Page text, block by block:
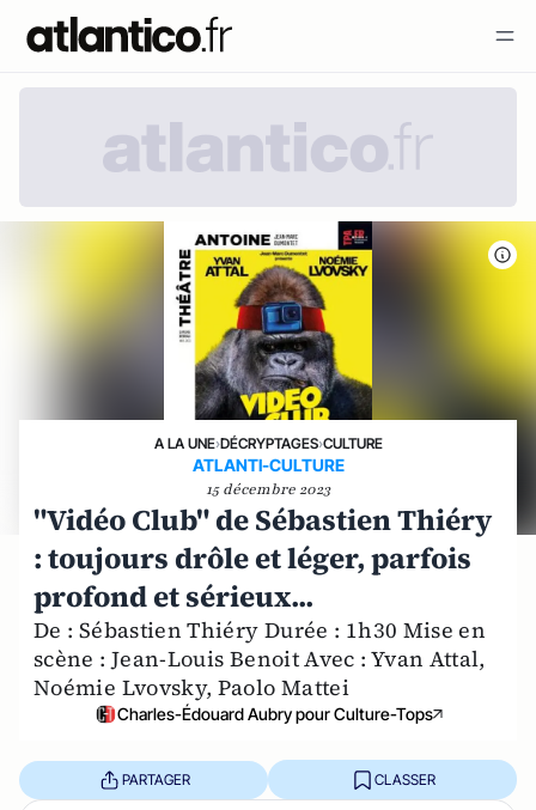
A LA UNE›DÉCRYPTAGES›CULTURE
ATLANTI-CULTURE
15 décembre 2023
"Vidéo Club" de Sébastien Thiéry
: toujours drôle et léger, parfois
profond et sérieux...
De : Sébastien Thiéry Durée : 1h30 Mise en
scène : Jean-Louis Benoit Avec : Yvan Attal,
Noémie Lvovsky, Paolo Mattei
Charles-Édouard Aubry pour Culture-Tops
PARTAGER CLASSER